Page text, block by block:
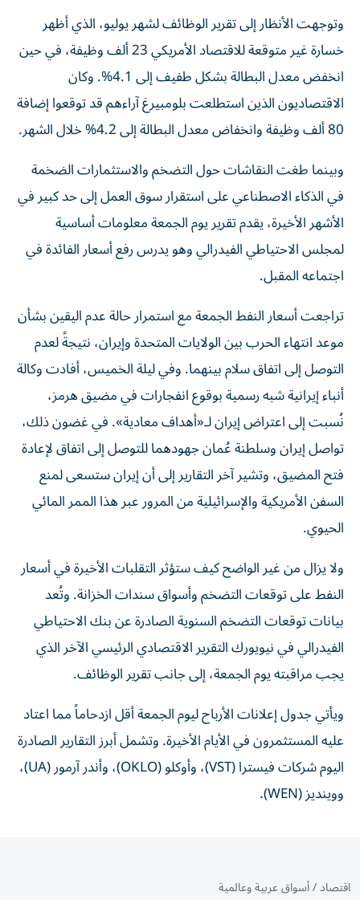
وتوجهت الأنظار إلى تقرير الوظائف لشهر يوليو، الذي أظهر
خسارة غير متوقعة للاقتصاد الأمريكي 23 ألف وظيفة، في حين
انخفض معدل البطالة بشكل طفيف إلى 4.1%. وكان
الاقتصاديون الذين استطلعت بلومبيرغ آراءهم قد توقعوا إضافة
80 ألف وظيفة وانخفاض معدل البطالة إلى 4.2% خلال الشهر.
وبينما طغت النقاشات حول التضخم والاستثمارات الضخمة
في الذكاء الاصطناعي على استقرار سوق العمل إلى حد كبير في
الأشهر الأخيرة، يقدم تقرير يوم الجمعة معلومات أساسية
لمجلس الاحتياطي الفيدرالي وهو يدرس رفع أسعار الفائدة في
اجتماعه المقبل.
تراجعت أسعار النفط الجمعة مع استمرار حالة عدم اليقين بشأن
موعد انتهاء الحرب بين الولايات المتحدة وإيران، نتيجةً لعدم
التوصل إلى اتفاق سلام بينهما. وفي ليلة الخميس، أفادت وكالة
أنباء إيرانية شبه رسمية بوقوع انفجارات في مضيق هرمز،
نُسبت إلى اعتراض إيران لـ«أهداف معادية». في غضون ذلك،
تواصل إيران وسلطنة عُمان جهودهما للتوصل إلى اتفاق لإعادة
فتح المضيق، وتشير آخر التقارير إلى أن إيران ستسعى لمنع
السفن الأمريكية والإسرائيلية من المرور عبر هذا الممر المائي
الحيوي.
ولا يزال من غير الواضح كيف ستؤثر التقلبات الأخيرة في أسعار
النفط على توقعات التضخم وأسواق سندات الخزانة. وتُعد
بيانات توقعات التضخم السنوية الصادرة عن بنك الاحتياطي
الفيدرالي في نيويورك التقرير الاقتصادي الرئيسي الآخر الذي
يجب مراقبته يوم الجمعة، إلى جانب تقرير الوظائف.
ويأتي جدول إعلانات الأرباح ليوم الجمعة أقل ازدحاماً مما اعتاد
عليه المستثمرون في الأيام الأخيرة. وتشمل أبرز التقارير الصادرة
اليوم شركات فيسترا (VST)، وأوكلو (OKLO)، وأندر آرمور (UA)،
ووينديز (WEN).
اقتصاد/أسواق عربية وعالمية